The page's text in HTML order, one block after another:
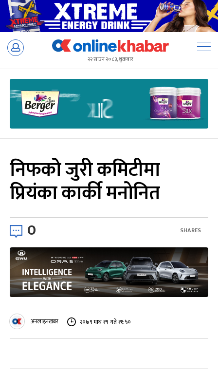
Skip
२२ साउन २०८३, शुक्रबार
निफको जुरी कमिटीमा
प्रियंका कार्की मनोनित
0 SHARES
अनलाइनखबर २०७९ माघ १९ गते ११:५०